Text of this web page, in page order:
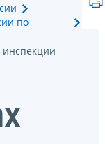
по
инспекции